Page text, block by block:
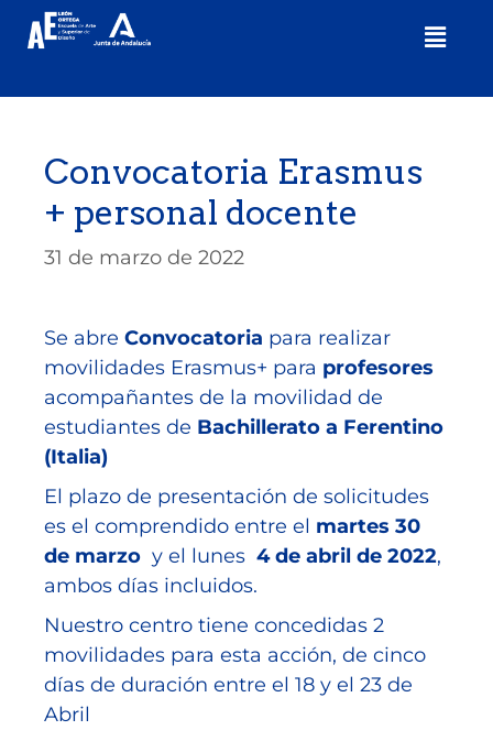
Convocatoria Erasmus
+ personal docente
31 de marzo de 2022
Se abre Convocatoria para realizar
movilidades Erasmus+ para profesores
acompañantes de la movilidad de
estudiantes de Bachillerato a Ferentino
(Italia)
El plazo de presentación de solicitudes
es el comprendido entre el martes 30
de marzo y el lunes 4 de abril de 2022,
ambos días incluidos.
Nuestro centro tiene concedidas 2
movilidades para esta acción, de cinco
días de duración entre el 18 y el 23 de
Abril